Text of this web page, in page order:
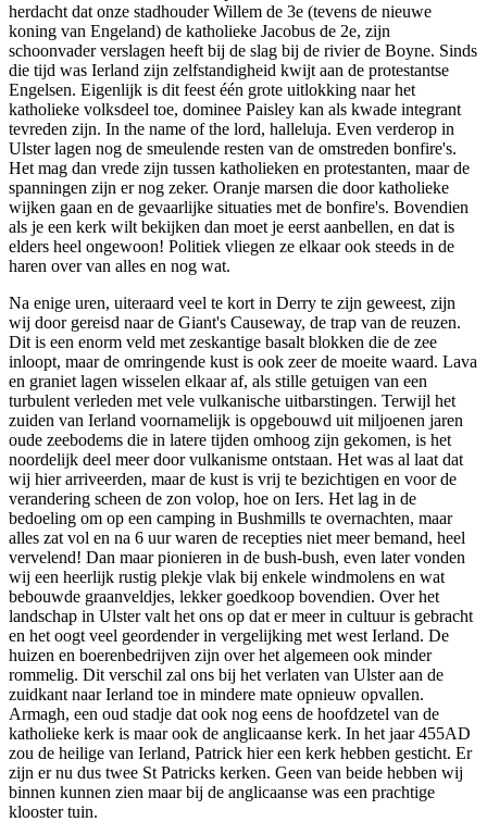
herdacht dat onze stadhouder Willem de 3e (tevens de nieuwe
koning van Engeland) de katholieke Jacobus de 2e, zijn
schoonvader verslagen heeft bij de slag bij de rivier de Boyne. Sinds
die tijd was Ierland zijn zelfstandigheid kwijt aan de protestantse
Engelsen. Eigenlijk is dit feest één grote uitlokking naar het
katholieke volksdeel toe, dominee Paisley kan als kwade integrant
tevreden zijn. In the name of the lord, halleluja. Even verderop in
Ulster lagen nog de smeulende resten van de omstreden bonfire's.
Het mag dan vrede zijn tussen katholieken en protestanten, maar de
spanningen zijn er nog zeker. Oranje marsen die door katholieke
wijken gaan en de gevaarlijke situaties met de bonfire's. Bovendien
als je een kerk wilt bekijken dan moet je eerst aanbellen, en dat is
elders heel ongewoon! Politiek vliegen ze elkaar ook steeds in de
haren over van alles en nog wat.
Na enige uren, uiteraard veel te kort in Derry te zijn geweest, zijn
wij door gereisd naar de Giant's Causeway, de trap van de reuzen.
Dit is een enorm veld met zeskantige basalt blokken die de zee
inloopt, maar de omringende kust is ook zeer de moeite waard. Lava
en graniet lagen wisselen elkaar af, als stille getuigen van een
turbulent verleden met vele vulkanische uitbarstingen. Terwijl het
zuiden van Ierland voornamelijk is opgebouwd uit miljoenen jaren
oude zeebodems die in latere tijden omhoog zijn gekomen, is het
noordelijk deel meer door vulkanisme ontstaan. Het was al laat dat
wij hier arriveerden, maar de kust is vrij te bezichtigen en voor de
verandering scheen de zon volop, hoe on Iers. Het lag in de
bedoeling om op een camping in Bushmills te overnachten, maar
alles zat vol en na 6 uur waren de recepties niet meer bemand, heel
vervelend! Dan maar pionieren in de bush-bush, even later vonden
wij een heerlijk rustig plekje vlak bij enkele windmolens en wat
bebouwde graanveldjes, lekker goedkoop bovendien. Over het
landschap in Ulster valt het ons op dat er meer in cultuur is gebracht
en het oogt veel geordender in vergelijking met west Ierland. De
huizen en boerenbedrijven zijn over het algemeen ook minder
rommelig. Dit verschil zal ons bij het verlaten van Ulster aan de
zuidkant naar Ierland toe in mindere mate opnieuw opvallen.
Armagh, een oud stadje dat ook nog eens de hoofdzetel van de
katholieke kerk is maar ook de anglicaanse kerk. In het jaar 455AD
zou de heilige van Ierland, Patrick hier een kerk hebben gesticht. Er
zijn er nu dus twee St Patricks kerken. Geen van beide hebben wij
binnen kunnen zien maar bij de anglicaanse was een prachtige
klooster tuin.